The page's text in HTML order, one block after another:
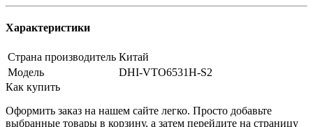
Характеристики
Страна производитель Китай
Модель
DHI-VTO6531H-S2
Как купить
Оформить заказ на нашем сайте легко. Просто добавьте
выбранные товары в корзину, а затем перейдите на страницу